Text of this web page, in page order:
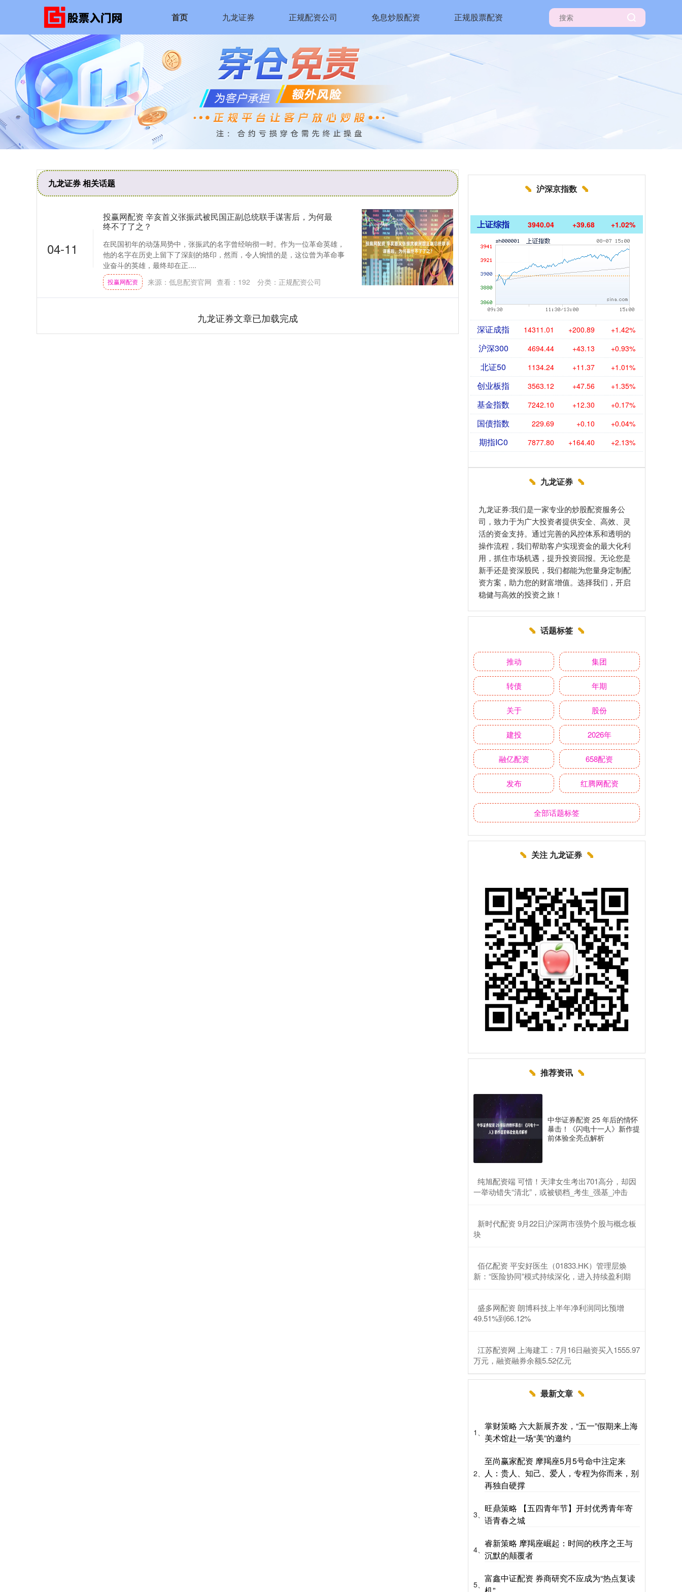
首页 九龙证券 正规配资公司 免息炒股配资 正规股票配资
九龙证券 相关话题
04-11
投赢网配资 辛亥首义张振武被民国正副总统联手谋害后，为何最
终不了了之？
在民国初年的动荡局势中，张振武的名字曾经响彻一时。作为一位革命英雄，
他的名字在历史上留下了深刻的烙印，然而，令人惋惜的是，这位曾为革命事
业奋斗的英雄，最终却在正....
投赢网配资 来源：低息配资官网 查看： 192 分类： 正规配资公司
九龙证券文章已加载完成
沪深京指数
上证综指 3940.04 +39.68 +1.02%
深证成指 14311.01 +200.89 +1.42%
沪深300 4694.44 +43.13 +0.93%
北证50 1134.24 +11.37 +1.01%
创业板指 3563.12 +47.56 +1.35%
基金指数 7242.10 +12.30 +0.17%
国债指数 229.69 +0.10 +0.04%
期指IC0 7877.80 +164.40 +2.13%
九龙证券
九龙证券:我们是一家专业的炒股配资服务公
司，致力于为广大投资者提供安全、高效、灵
活的资金支持。通过完善的风控体系和透明的
操作流程，我们帮助客户实现资金的最大化利
用，抓住市场机遇，提升投资回报。无论您是
新手还是资深股民，我们都能为您量身定制配
资方案，助力您的财富增值。选择我们，开启
稳健与高效的投资之旅！
话题标签
推动 集团
转债 年期
关于 股份
建投 2026年
融亿配资 658配资
发布 红腾网配资
全部话题标签
关注 九龙证券
推荐资讯
中华证券配资 25 年后的情怀
暴击！《闪电十一人》新作提
前体验全亮点解析
​纯旭配资端 可惜！天津女生考出701高分，却因
一举动错失“清北”，或被锁档_考生_强基_冲击
​新时代配资 9月22日沪深两市强势个股与概念板
块
​佰亿配资 平安好医生（01833.HK）管理层焕
新：“医险协同”模式持续深化，进入持续盈利期
​盛多网配资 朗博科技上半年净利润同比预增
49.51%到66.12%
​江苏配资网 上海建工：7月16日融资买入1555.97
万元，融资融券余额5.52亿元
最新文章
1、
掌财策略 六大新展齐发，“五一”假期来上海
美术馆赴一场“美”的邀约
2、
至尚赢家配资 摩羯座5月5号命中注定来
人：贵人、知己、爱人，专程为你而来，别
再独自硬撑
3、
旺鼎策略 【五四青年节】开封优秀青年寄
语青春之城
4、
睿新策略 摩羯座崛起：时间的秩序之王与
沉默的颠覆者
5、
富鑫中证配资 券商研究不应成为“热点复读